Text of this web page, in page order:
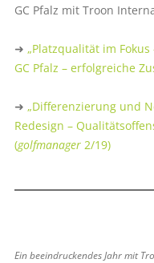
GC Pfalz mit Troon
➜ „Platzqualität im
GC Pfalz – erfolgreiche
➜ „Differenzierung und
Redesign –
(golfmanager2/19)
Ein beeindruckendes Jahr mit